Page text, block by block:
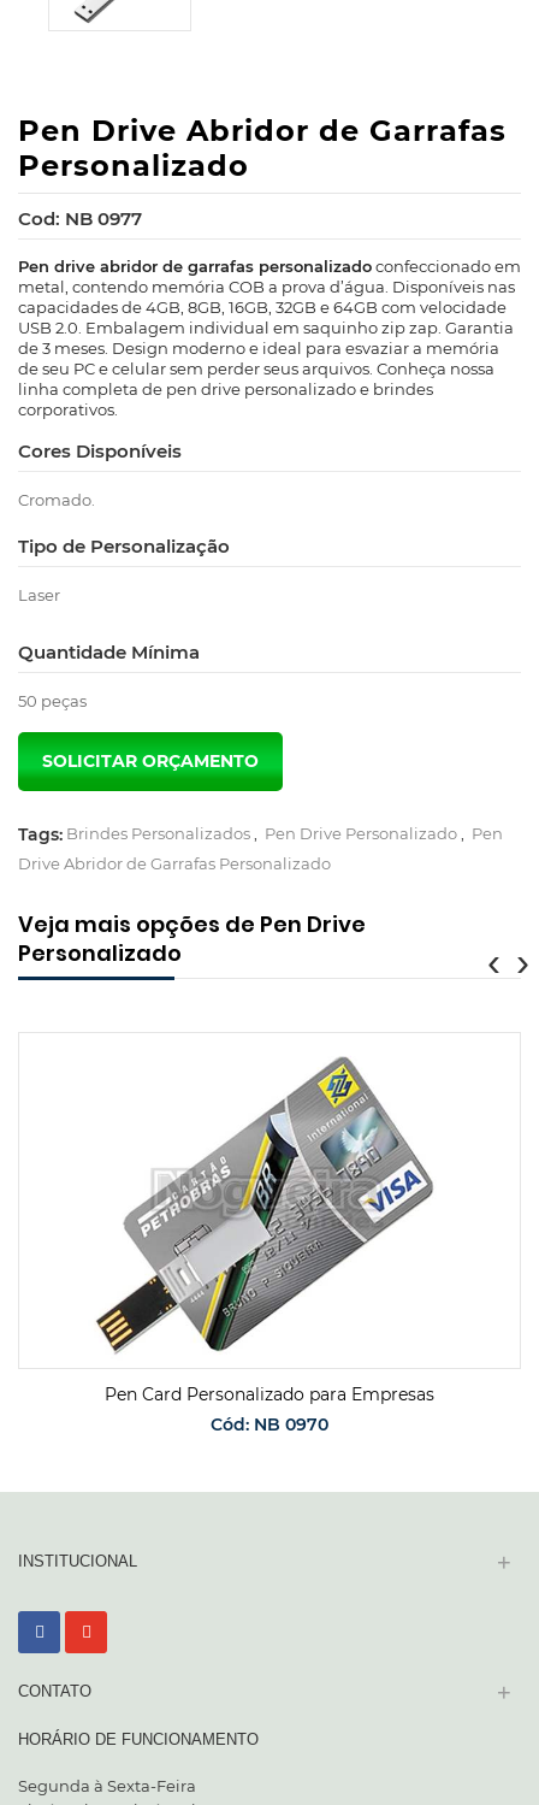
Pen Drive Abridor de Garrafas
Personalizado
Cod: NB 0977
Pen drive abridor de garrafas personalizadoconfeccionado em
metal, contendo memória COB a prova d’água. Disponíveis nas
capacidades de 4GB, 8GB, 16GB, 32GB e 64GB com velocidade
USB 2.0. Embalagem individual em saquinho zip zap. Garantia
de 3 meses. Design moderno e ideal para esvaziar a memória
de seu PC e celular sem perder seus arquivos. Conheça nossa
linha completa de pen drive personalizado e brindes
corporativos.
Cores Disponíveis
Cromado.
Tipo de Personalização
Laser
Quantidade Mínima
50 peças
Tags: Brindes Personalizados Pen Drive Personalizado
Pen
Drive Abridor de Garrafas Personalizado
Veja mais opções de Pen Drive
Personalizado
Pen Card Personalizado para Empresas
Cód: NB 0970
SOLICITAR ORÇAMENTO
‹ ›
INSTITUCIONAL +
CONTATO +
HORÁRIO DE FUNCIONAMENTO
Segunda à Sexta-Feira